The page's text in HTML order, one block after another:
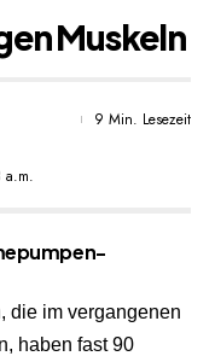
Muskeln
a.m.
9 Min. Lesezeit
die im vergangenen
haben fast 90